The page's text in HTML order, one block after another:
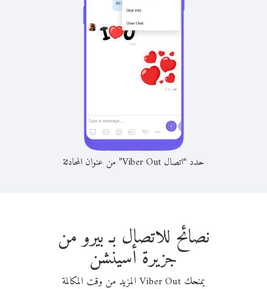
حدد “اتصال Viber Out” من عنوان المحادثة
نصائح للاتصال بـ بيرو من
جزيرة أسينشن
يمنحك Viber Out المزيد من وقت المكالمة